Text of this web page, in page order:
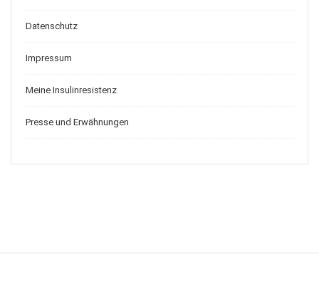
Datenschutz
Impressum
Meine Insulinresistenz
Presse und Erwähnungen